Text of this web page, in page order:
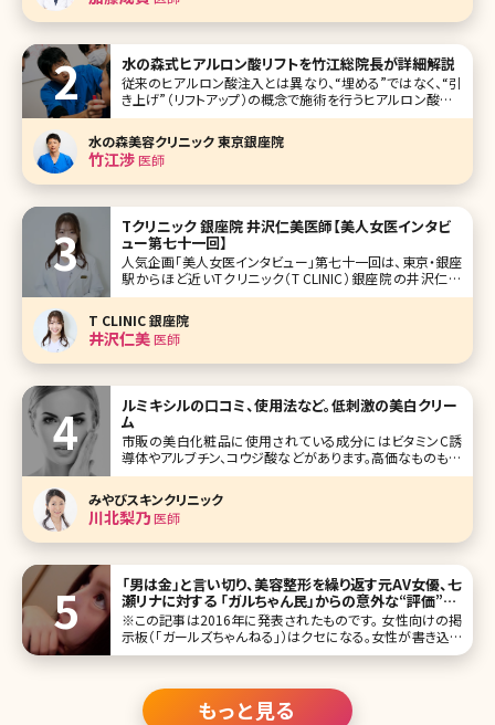
水の森式ヒアルロン酸リフトを竹江総院長が詳細解説
従来のヒアルロン酸注入とは異なり、“埋める”ではなく、“引
き上げ”（リフトアップ）の概念で施術を行うヒアルロン酸リフ
ト。現在テレビや雑誌でも取り上げられ、注目されています。
水の森美容外科総院長の竹江先生にヒアルロン酸リフトに
ついて、他のエイジング治療との比較もまじえながら、わかり
やすく解説していただ
水の森美容クリニック 東京銀座院
竹江渉医師
Tクリニック 銀座院 井沢仁美医師【美人女医インタビ
ュー第七十一回】
人気企画「美人女医インタビュー」第七十一回は、東京・銀座
駅からほど近いTクリニック（T CLINIC）銀座院の井沢仁美
（いざわひとみ）先生です。相良卓哉院長が開院したTクリニッ
クは、顔整形がメインのクリニック。二重整形や目の下のクマ
取り、小顔治療といった外科施術から美容皮膚施術まで、お
顔の美容医療
T CLINIC 銀座院
井沢仁美医師
ルミキシルの口コミ、使用法など。低刺激の美白クリー
ム
市販の美白化粧品に使用されている成分にはビタミンC誘
導体やアルブチン、コウジ酸などがあります。高価なものも多
いようですが、あまり変化が感じられないという方も多いので
はないでしょうか。また、クリニックで処方されるハイドロキノ
ンは一定の効果があるものの、刺激を感じたり肌が白ぬけし
たりする恐れがあるため万
みやびスキンクリニック
川北梨乃医師
「男は金」と言い切り、美容整形を繰り返す元AV女優、七
瀬リナに対する 「ガルちゃん民」からの意外な“評価”／
北条かや
※この記事は2016年に発表されたものです。 女性向けの掲
示板（「ガールズちゃんねる」）はクセになる。女性が書き込む
という点では「発言小町」と似ているが、「ガルちゃん」ではカ
卒の人についてどう
もっと見る